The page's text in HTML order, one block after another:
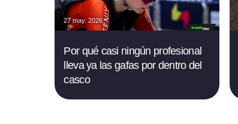
27 may. 2026
Por qué casi ningún profesional
lleva ya las gafas por dentro del
casco